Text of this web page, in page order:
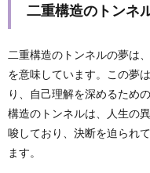
二重構造のトンネ
二重構造のトンネルの夢は
を意味しています。この夢は
り、自己理解を深めるため
構造のトンネルは、人生の
唆しており、決断を迫られ
ます。